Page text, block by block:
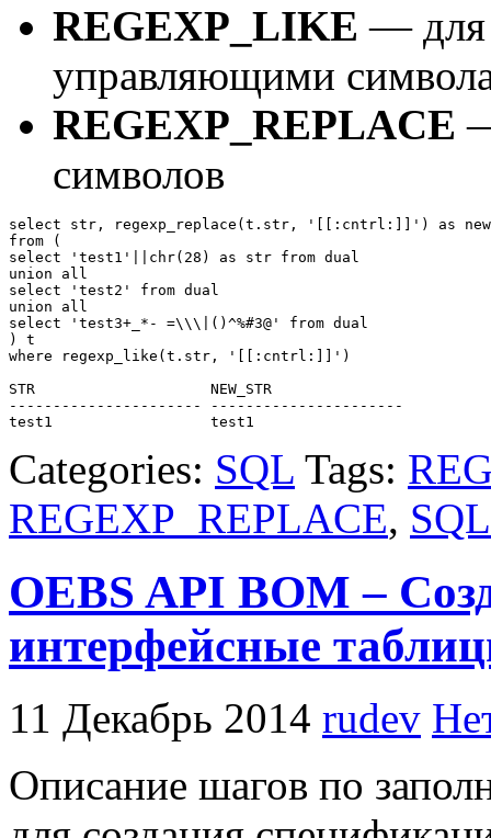
REGEXP_LIKE — для
управляющими
REGEXP_REPLACE
символов
select str, regexp_replace(t.str, '[[:cntrl:]]') as
from (
select 'test1'||chr(28) as str from dual
union all
select 'test2' from dual
union all
select 'test3+_*- =\\\|()^%#3@' from dual
) t
where regexp_like(t.str, '[[:cntrl:]]')
STR                    NEW_STR
---------------------- ----------------------
test1                  test1
Categories: SQL Tags:
REGEXP_REPLACE, SQL
OEBS API BOM –
интерфейсные
11 Декабрь 2014 rudev
Описание шагов по